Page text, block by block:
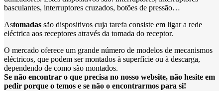
basculantes, interruptores cruzados, botões de pressão…
Astomadas são dispositivos cuja tarefa consiste em ligar a rede
eléctrica aos receptores através da tomada do receptor.
O mercado oferece um grande número de modelos de mecanismos
eléctricos, que podem ser montados à superfície ou à descarga,
dependendo de como são montados.
Se não encontrar o que precisa no nosso website, não hesite em
pedir porque o temos e se não o encontrarmos para si!